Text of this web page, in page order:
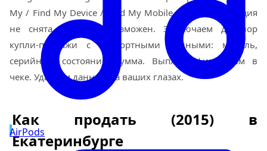
AirPods
My / Find My Device / Find My Mobile — если активация
не снята, выкуп невозможен. Заключаем договор
купли-продажи с паспортными данными: модель,
серийник, состояние, сумма. Выплату фиксируем в
чеке. Удаляем данные на ваших глазах.
Как продать (2015) в
Екатеринбурге